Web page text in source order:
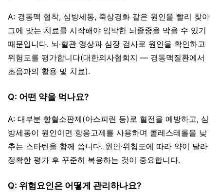
A: 경동맥 협착, 심방세동, 죽상경화 같은 원인을 빨리 찾아
그에 맞는 치료를 시작해야 임박한 뇌졸중을 막을 수 있기
때문입니다. 뇌·혈관 영상과 심장 검사로 원인을 확인하고
위험도를 평가합니다(대한의사협회지 — 경동맥질환에서
초음파의 활용 및 치료).
Q: 어떤 약을 먹나요?
A: 대부분 항혈소판제(아스피린 등)로 혈전을 예방하고, 심
방세동이 원인이면 항응고제를 사용하며 콜레스테롤을 낮
추는 스타틴을 함께 씁니다. 원인·위험도에 따라 약이 달라
정확한 평가 후 꾸준히 복용하는 것이 중요합니다.
Q: 위험요인은 어떻게 관리하나요?